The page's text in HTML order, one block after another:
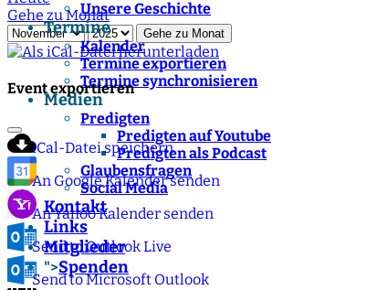
Unsere Geschichte
Termine
Kalender
Termine exportieren
Termine synchronisieren
Medien
Predigten
Predigten auf Youtube
Predigten als Podcast
Glaubensfragen
Social Media
Kontakt
Links
Mitglieder
">Spenden
Gehe zu Monat
Gehe zu Monat
Event exportieren
iCal-Datei speichern
An Google Kalender senden
An Yahoo Kalender senden
Send to Outlook Live
Send to Microsoft Outlook